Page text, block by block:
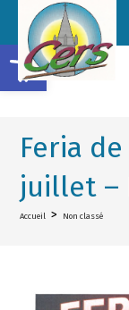
Feria
juillet –
Accueil > Non classé
Ouvrir la